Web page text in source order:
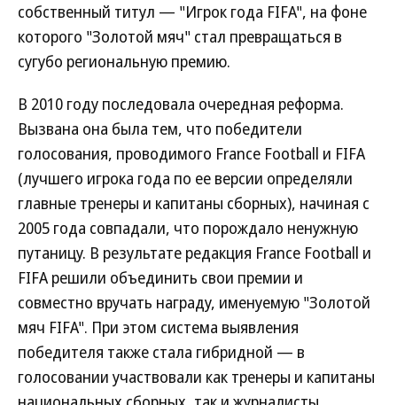
собственный титул — "Игрок года FIFA", на фоне
которого "Золотой мяч" стал превращаться в
сугубо региональную премию.
В 2010 году последовала очередная реформа.
Вызвана она была тем, что победители
голосования, проводимого France Football и FIFA
(лучшего игрока года по ее версии определяли
главные тренеры и капитаны сборных), начиная с
2005 года совпадали, что порождало ненужную
путаницу. В результате редакция France Football и
FIFA решили объединить свои премии и
совместно вручать награду, именуемую "Золотой
мяч FIFA". При этом система выявления
победителя также стала гибридной — в
голосовании участвовали как тренеры и капитаны